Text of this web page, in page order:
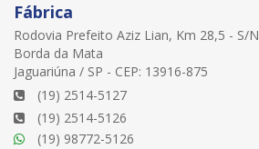
Fábrica
Rodovia Prefeito Aziz Lian, Km 28,5 - S/N
Borda da Mata
Jaguariúna / SP - CEP: 13916-875
(19) 2514-5127
(19) 2514-5126
(19) 98772-5126